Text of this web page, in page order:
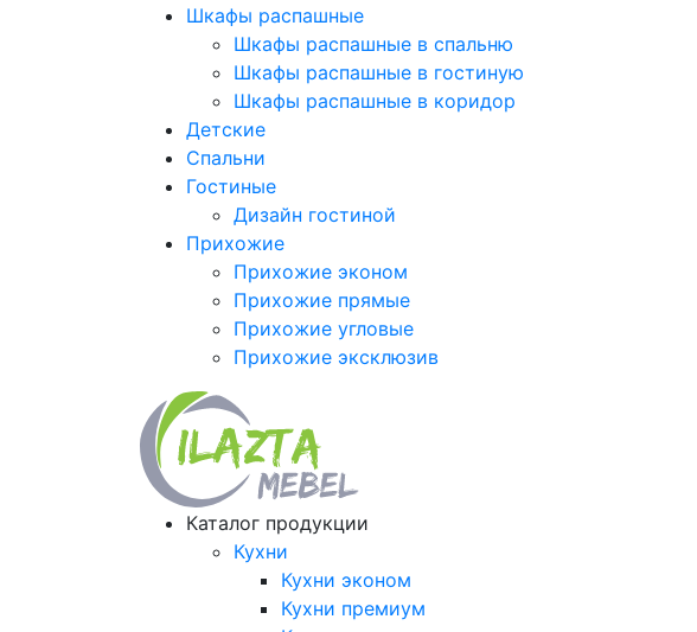
Шкафы распашные
Шкафы распашные в спальню
Шкафы распашные в гостиную
Шкафы распашные в коридор
Детские
Спальни
Гостиные
Дизайн гостиной
Прихожие
Прихожие эконом
Прихожие прямые
Прихожие угловые
Прихожие эксклюзив
Каталог продукции
Кухни
Кухни эконом
Кухни премиум